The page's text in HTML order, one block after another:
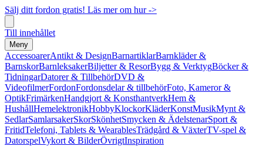
Sälj ditt fordon gratis! Läs mer om hur ->
Till innehållet
Meny
AccessoarerAntikt & DesignBarnartiklarBarnkläder &
BarnskorBarnleksakerBiljetter & ResorBygg & VerktygBöcker &
TidningarDatorer & TillbehörDVD &
VideofilmerFordonFordonsdelar & tillbehörFoto, Kameror &
OptikFrimärkenHandgjort & KonsthantverkHem &
HushållHemelektronikHobbyKlockorKläderKonstMusikMynt &
SedlarSamlarsakerSkorSkönhetSmycken & ÄdelstenarSport &
FritidTelefoni, Tablets & WearablesTrädgård & VäxterTV-spel &
DatorspelVykort & BilderÖvrigtInspiration